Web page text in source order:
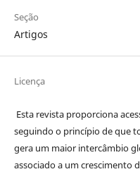
Seção
Artigos
Licença
Esta revista proporciona
seguindo o princípio de que
gera um maior intercâmbio
associado a um crescimento